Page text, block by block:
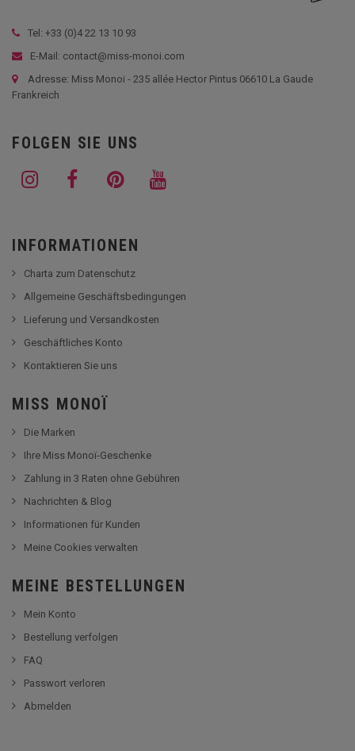
Tel: +33 (0)4 22 13 10 93
E-Mail: contact@miss-monoi.com
Adresse: Miss Monoi - 235 allée Hector Pintus 06610 La Gaude
Frankreich
FOLGEN SIE UNS
INFORMATIONEN
Charta zum Datenschutz
Allgemeine Geschäftsbedingungen
Lieferung und Versandkosten
Geschäftliches Konto
Kontaktieren Sie uns
MISS MONOÏ
Die Marken
Ihre Miss Monoï-Geschenke
Zahlung in 3 Raten ohne Gebühren
Nachrichten & Blog
Informationen für Kunden
Meine Cookies verwalten
MEINE BESTELLUNGEN
Mein Konto
Bestellung verfolgen
FAQ
Passwort verloren
Abmelden